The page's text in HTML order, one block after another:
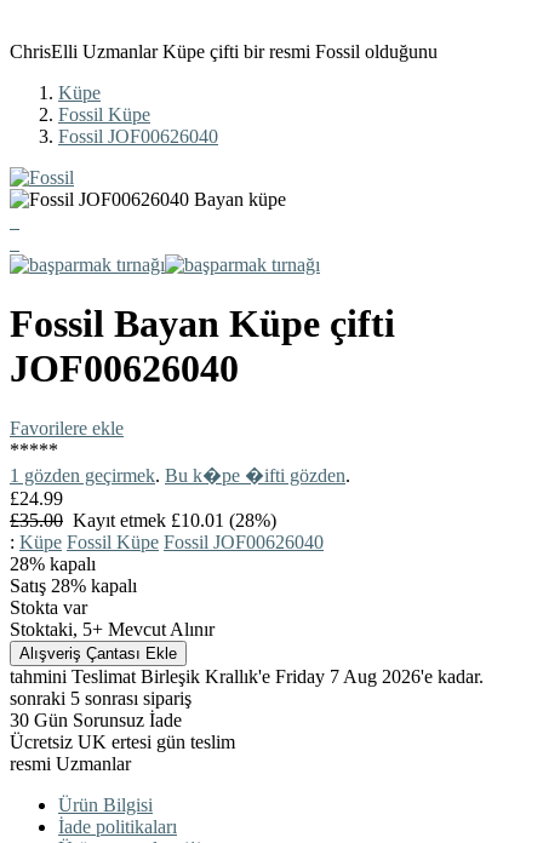
ChrisElli Uzmanlar Küpe çifti bir resmi Fossil olduğunu
Küpe
Fossil Küpe
Fossil JOF00626040
Fossil Bayan Küpe çifti
JOF00626040
Favorilere ekle
*****
1 gözden geçirmek. Bu k�pe �ifti gözden.
£24.99
£35.00 Kayıt etmek £10.01 (28%)
: Küpe Fossil Küpe Fossil JOF00626040
28% kapalı
Satış 28% kapalı
Stokta var
Stoktaki, 5+ Mevcut Alınır
tahmini Teslimat Birleşik Krallık'e Friday 7 Aug 2026'e kadar.
sonraki 5 sonrası sipariş
30 Gün Sorunsuz İade
Ücretsiz UK ertesi gün teslim
resmi Uzmanlar
Ürün Bilgisi
İade politikaları